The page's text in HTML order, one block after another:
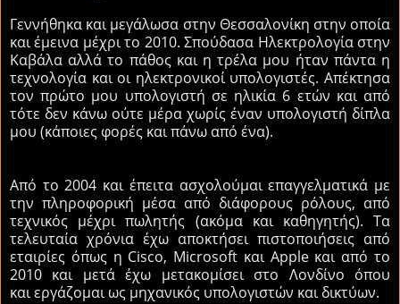
Γεννήθηκα και μεγάλωσα στην Θεσσαλονίκη στην οποία
και έμεινα μέχρι το 2010. Σπούδασα Ηλεκτρολογία στην
Καβάλα αλλά το πάθος και η τρέλα μου ήταν πάντα η
τεχνολογία και οι ηλεκτρονικοί υπολογιστές. Απέκτησα
τον πρώτο μου υπολογιστή σε ηλικία 6 ετών και από
τότε δεν κάνω ούτε μέρα χωρίς έναν υπολογιστή δίπλα
μου (κάποιες φορές και πάνω από ένα).
Από το 2004 και έπειτα ασχολούμαι επαγγελματικά με
την πληροφορική μέσα από διάφορους ρόλους, από
τεχνικός μέχρι πωλητής (ακόμα και καθηγητής). Τα
τελευταία χρόνια έχω αποκτήσει πιστοποιήσεις από
εταιρίες όπως η Cisco, Microsoft και Apple και από το
2010 και μετά έχω μετακομίσει στο Λονδίνο όπου
και εργάζομαι ως μηχανικός υπολογιστών και δικτύων.